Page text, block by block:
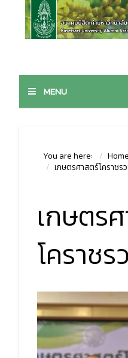
MENU
You are here: Home
เกษตรศาสตร์โคราชร
เกษตร
โคราชร